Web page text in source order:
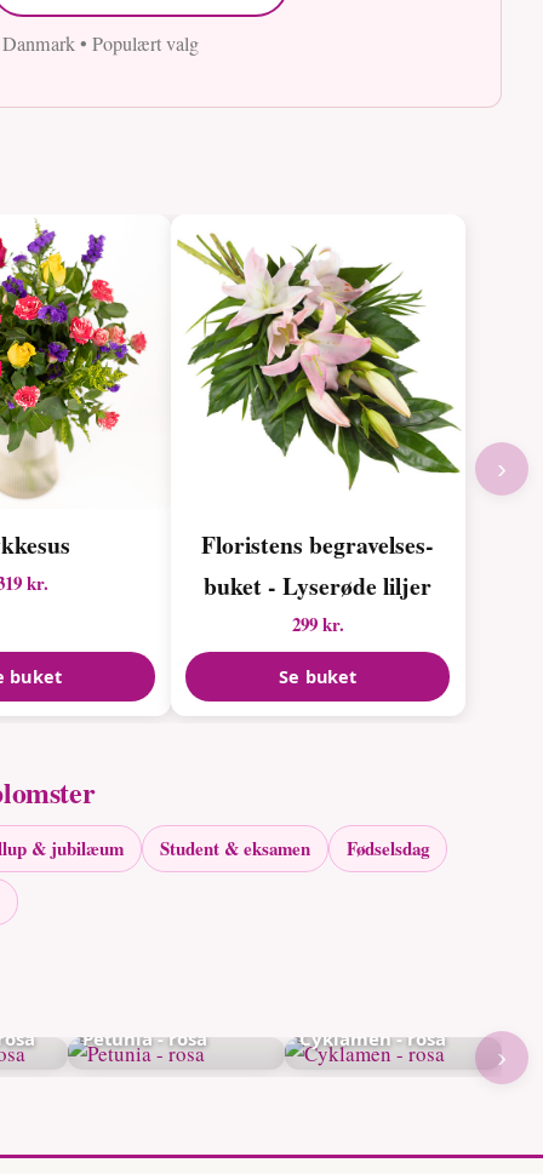
• Populært valg
kr.
buket
Floristens begravelses­
buket - Lyserøde liljer
299 kr.
Se buket
›
& jubilæum Student & eksamen Fødselsdag
Petunia - rosa Cyklamen - rosa
›